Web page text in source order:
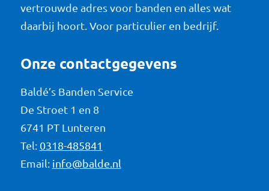
vertrouwde adres voor banden en alles wat
daarbij hoort. Voor particulier en bedrijf.
Onze contactgegevens
Baldé’s Banden Service
De Stroet 1 en 8
6741 PT Lunteren
Tel: 0318-485841
Email: info@balde.nl